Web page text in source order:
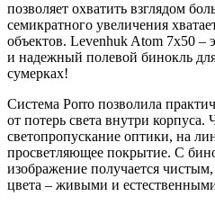
позволяет охватить взглядом
семикратного увеличения
объектов. Levenhuk Atom 7x50 –
и надежный полевой бинокль
сумерках!
Система Porro позволила
от потерь света внутри
светопропускание оптики, на
просветляющее покрытие. С
изображение получается
цвета – живыми и